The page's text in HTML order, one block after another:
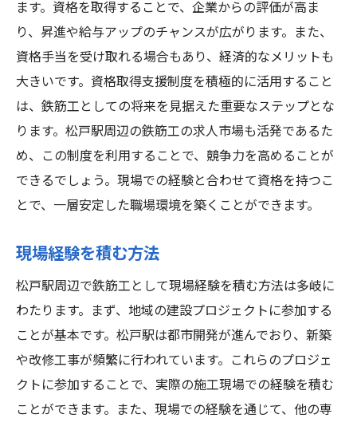
ます。資格を取得することで、企業からの評価が高ま
り、昇進や給与アップのチャンスが広がります。また、
資格手当を受け取れる場合もあり、経済的なメリットも
大きいです。資格取得支援制度を積極的に活用すること
は、鉄筋工としての将来を見据えた重要なステップとな
ります。松戸駅周辺の鉄筋工の求人市場も活発であるた
め、この制度を利用することで、競争力を高めることが
できるでしょう。現場での経験と合わせて資格を持つこ
とで、一層安定した職場環境を築くことができます。
現場経験を積む方法
松戸駅周辺で鉄筋工として現場経験を積む方法は多岐に
わたります。まず、地域の建設プロジェクトに参加する
ことが基本です。松戸駅は都市開発が進んでおり、新築
や改修工事が頻繁に行われています。これらのプロジェ
クトに参加することで、実際の施工現場での経験を積む
ことができます。また、現場での経験を通じて、他の専